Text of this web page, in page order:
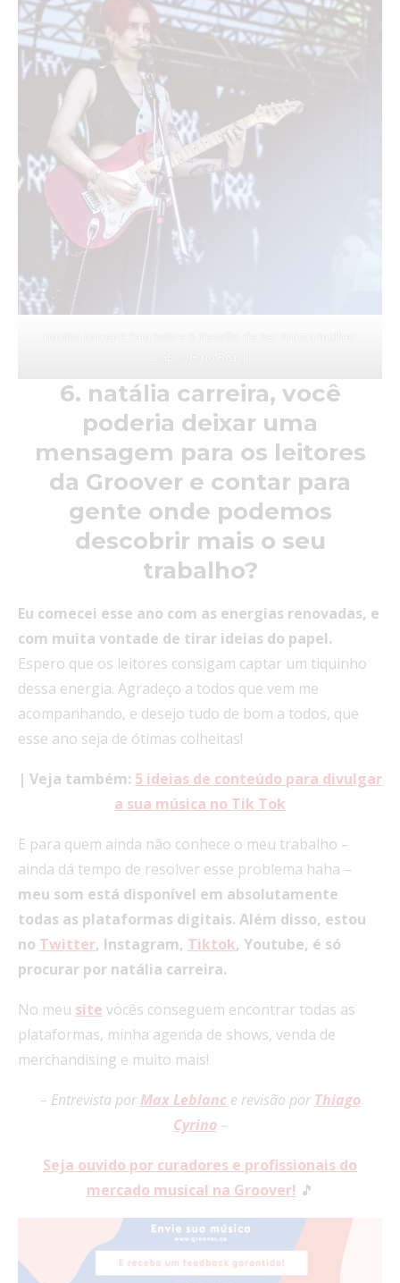
6. natália carreira, você
poderia deixar uma
mensagem para os leitores
da Groover e contar para
gente onde podemos
descobrir mais o seu
trabalho?
Eu comecei esse ano com as energias renovadas, e
com muita vontade de tirar ideias do papel.
Espero que os leitores consigam captar um tiquinho
dessa energia. Agradeço a todos que vem me
acompanhando, e desejo tudo de bom a todos, que
esse ano seja de ótimas colheitas!
| Veja também: 5 ideias de conteúdo para divulgar
a sua música no Tik Tok
E para quem ainda não conhece o meu trabalho –
ainda dá tempo de resolver esse problema haha –
meu som está disponível em absolutamente
todas as plataformas digitais. Além disso, estou
no Twitter, Instagram, Tiktok, Youtube, é só
procurar por natália carreira.
No meu site vocês conseguem encontrar todas as
plataformas, minha agenda de shows, venda de
merchandising e muito mais!
– Entrevista porMax Leblance revisão porThiago
Cyrino–
Seja ouvido por curadores e profissionais do
mercado musical na Groover! 🎵